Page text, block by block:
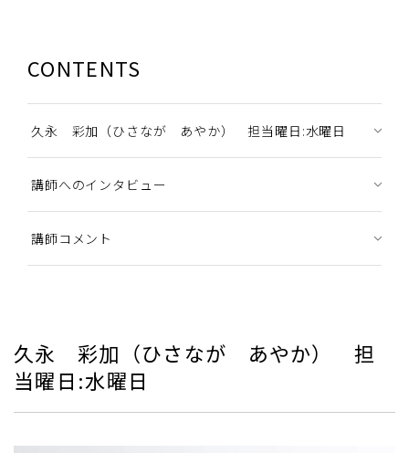
CONTENTS
久永 彩加（ひさなが あやか） 担当曜日:水曜日
講師へのインタビュー
講師コメント
久永 彩加（ひさなが あやか） 担
当曜日:水曜日